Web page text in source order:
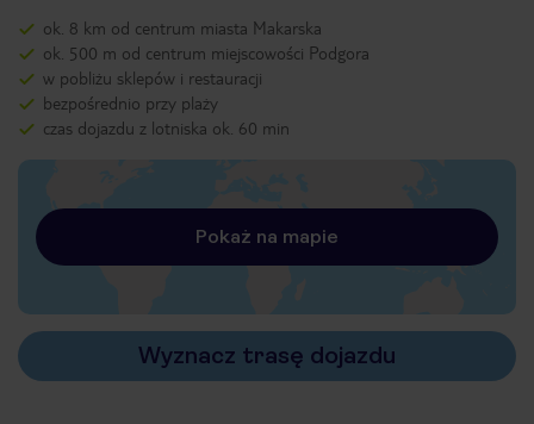
ok. 8 km od centrum miasta Makarska
ok. 500 m od centrum miejscowości Podgora
w pobliżu sklepów i restauracji
bezpośrednio przy plaży
czas dojazdu z lotniska ok. 60 min
Pokaż na mapie
Wyznacz trasę dojazdu